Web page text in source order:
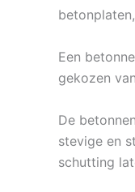
Een
gekozen
De
stevige en
schutting